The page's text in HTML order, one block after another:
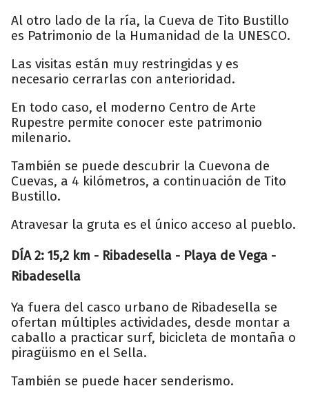
Al otro lado de la ría, la Cueva de Tito Bustillo
es Patrimonio de la Humanidad de la UNESCO.
Las visitas están muy restringidas y es
necesario cerrarlas con anterioridad.
En todo caso, el moderno Centro de Arte
Rupestre permite conocer este patrimonio
milenario.
También se puede descubrir la Cuevona de
Cuevas, a 4 kilómetros, a continuación de Tito
Bustillo.
Atravesar la gruta es el único acceso al pueblo.
DÍA 2: 15,2 km - Ribadesella - Playa de Vega -
Ribadesella
Ya fuera del casco urbano de Ribadesella se
ofertan múltiples actividades, desde montar a
caballo a practicar surf, bicicleta de montaña o
piragüismo en el Sella.
También se puede hacer senderismo.